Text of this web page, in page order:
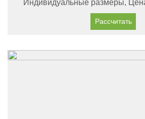
Индивидуальные размеры,
Рассчитать